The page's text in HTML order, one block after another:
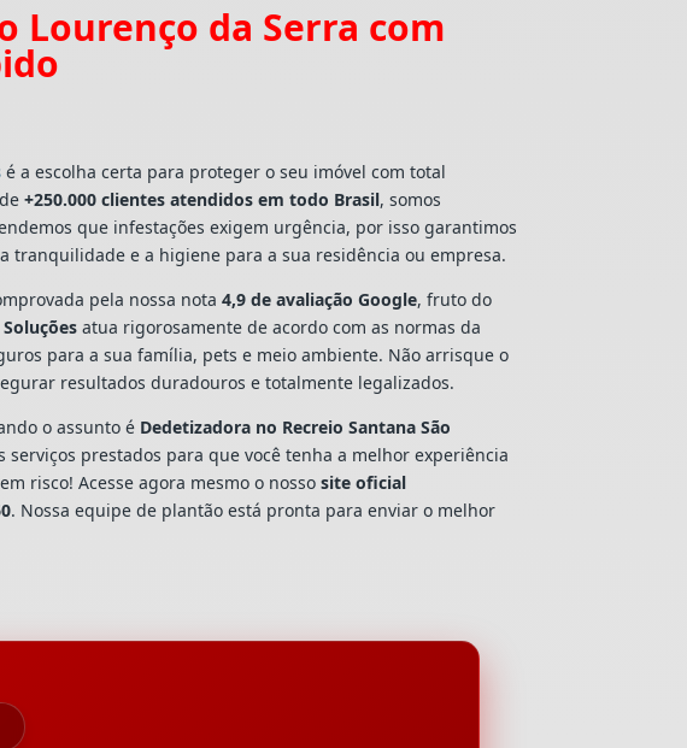
Lourenço da Serra com
é a escolha certa para proteger o seu imóvel com total
+250.000 clientes atendidos em todo Brasil, somos
que infestações exigem urgência, por isso garantimos
tranquilidade e a higiene para a sua residência ou empresa.
pela nossa nota 4,9 de avaliação Google, fruto do
atua rigorosamente de acordo com as normas da
para a sua família, pets e meio ambiente. Não arrisque o
resultados duradouros e totalmente legalizados.
o assunto é Dedetizadora no Recreio Santana São
prestados para que você tenha a melhor experiência
risco! Acesse agora mesmo o nosso site oficial
. Nossa equipe de plantão está pronta para enviar o melhor